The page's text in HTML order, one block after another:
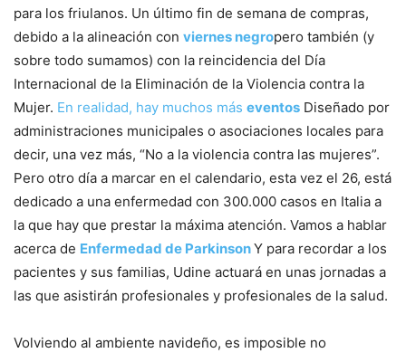
para los friulanos. Un último fin de semana de compras,
debido a la alineación con viernes negropero también (y
sobre todo sumamos) con la reincidencia del Día
Internacional de la Eliminación de la Violencia contra la
Mujer. En realidad, hay muchos más eventos Diseñado por
administraciones municipales o asociaciones locales para
decir, una vez más, “No a la violencia contra las mujeres”.
Pero otro día a marcar en el calendario, esta vez el 26, está
dedicado a una enfermedad con 300.000 casos en Italia a
la que hay que prestar la máxima atención. Vamos a hablar
acerca de Enfermedad de ParkinsonY para recordar a los
pacientes y sus familias, Udine actuará en unas jornadas a
las que asistirán profesionales y profesionales de la salud.
Volviendo al ambiente navideño, es imposible no